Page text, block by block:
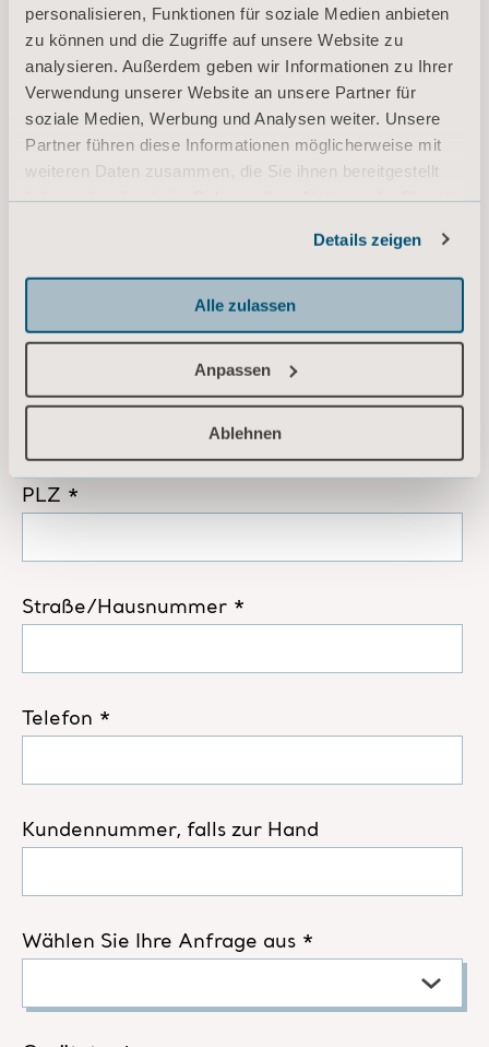
personalisieren, Funktionen für soziale Medien anbieten
zu können und die Zugriffe auf unsere Website zu
analysieren. Außerdem geben wir Informationen zu Ihrer
Verwendung unserer Website an unsere Partner für
soziale Medien, Werbung und Analysen weiter. Unsere
Partner führen diese Informationen möglicherweise mit
weiteren Daten zusammen, die Sie ihnen bereitgestellt
Details zeigen
Alle zulassen
Anpassen
Ablehnen